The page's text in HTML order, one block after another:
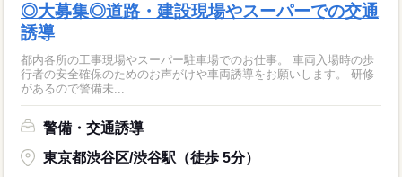
◎大募集◎道路・建設現場やスーパーでの交通
誘導
都内各所の工事現場やスーパー駐車場でのお仕事。 車両入場時の歩
行者の安全確保のためのお声がけや車両誘導をお願いします。 研修
があるので警備未...
警備・交通誘導
東京都渋谷区/渋谷駅（徒歩 5分）